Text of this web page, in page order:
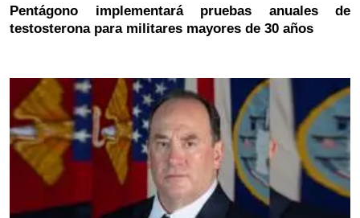
Pentágono implementará pruebas anuales de
testosterona para militares mayores de 30 años